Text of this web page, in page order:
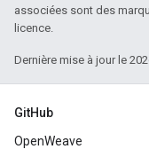
associées sont des
licence.
Dernière mise à jour le
GitHub
OpenWeave